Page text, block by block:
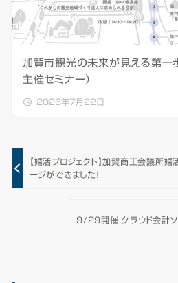
加賀市観光の未来が見える第一
主催セミナー）
2026年7月22日
【婚活プロジェクト】加賀商工会議所
ージができました！
9/29開催 クラウド会計